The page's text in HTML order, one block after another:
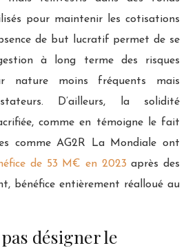
pour maintenir les cotisations
de but lucratif permet de se
à long terme des risques
nature moins fréquents mais
D’ailleurs, la solidité
comme en témoigne le fait
comme AG2R La Mondiale ont
de 53 M€ en 2023 après des
bénéfice entièrement réalloué au
désigner le